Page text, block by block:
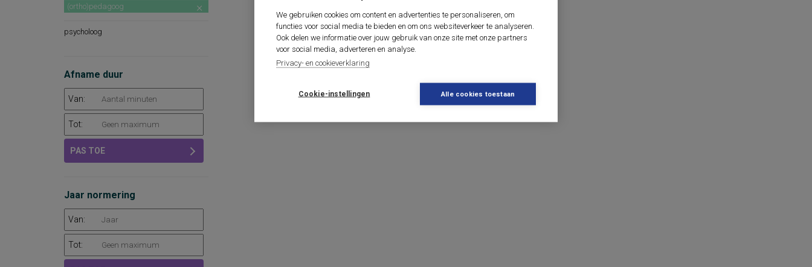
We gebruiken cookies om content en advertenties te personaliseren, om
functies voor social media te bieden en om ons websiteverkeer te analyseren.
Ook delen we informatie over jouw gebruik van onze site met onze partners
voor social media, adverteren en analyse.
Privacy- en cookieverklaring
Cookie-instellingen Alle cookies toestaan
(ortho)pedagoog
psycholoog
Afname duur
Van:
Tot:
PAS TOE
Jaar normering
Van:
Tot: